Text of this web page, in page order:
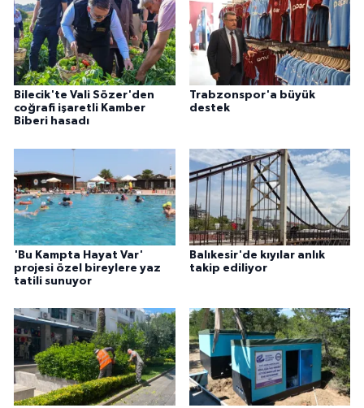
Bilecik'te Vali Sözer'den
coğrafi işaretli Kamber
Biberi hasadı
Trabzonspor'a büyük
destek
'Bu Kampta Hayat Var'
projesi özel bireylere yaz
tatili sunuyor
Balıkesir'de kıyılar anlık
takip ediliyor